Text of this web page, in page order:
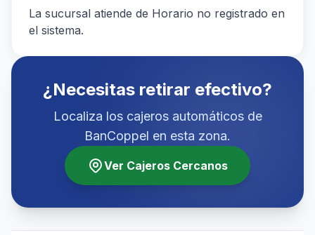
La sucursal atiende de Horario no registrado en
el sistema.
¿Necesitas retirar efectivo?
Localiza los cajeros automáticos de
BanCoppel en esta zona.
Ver Cajeros Cercanos